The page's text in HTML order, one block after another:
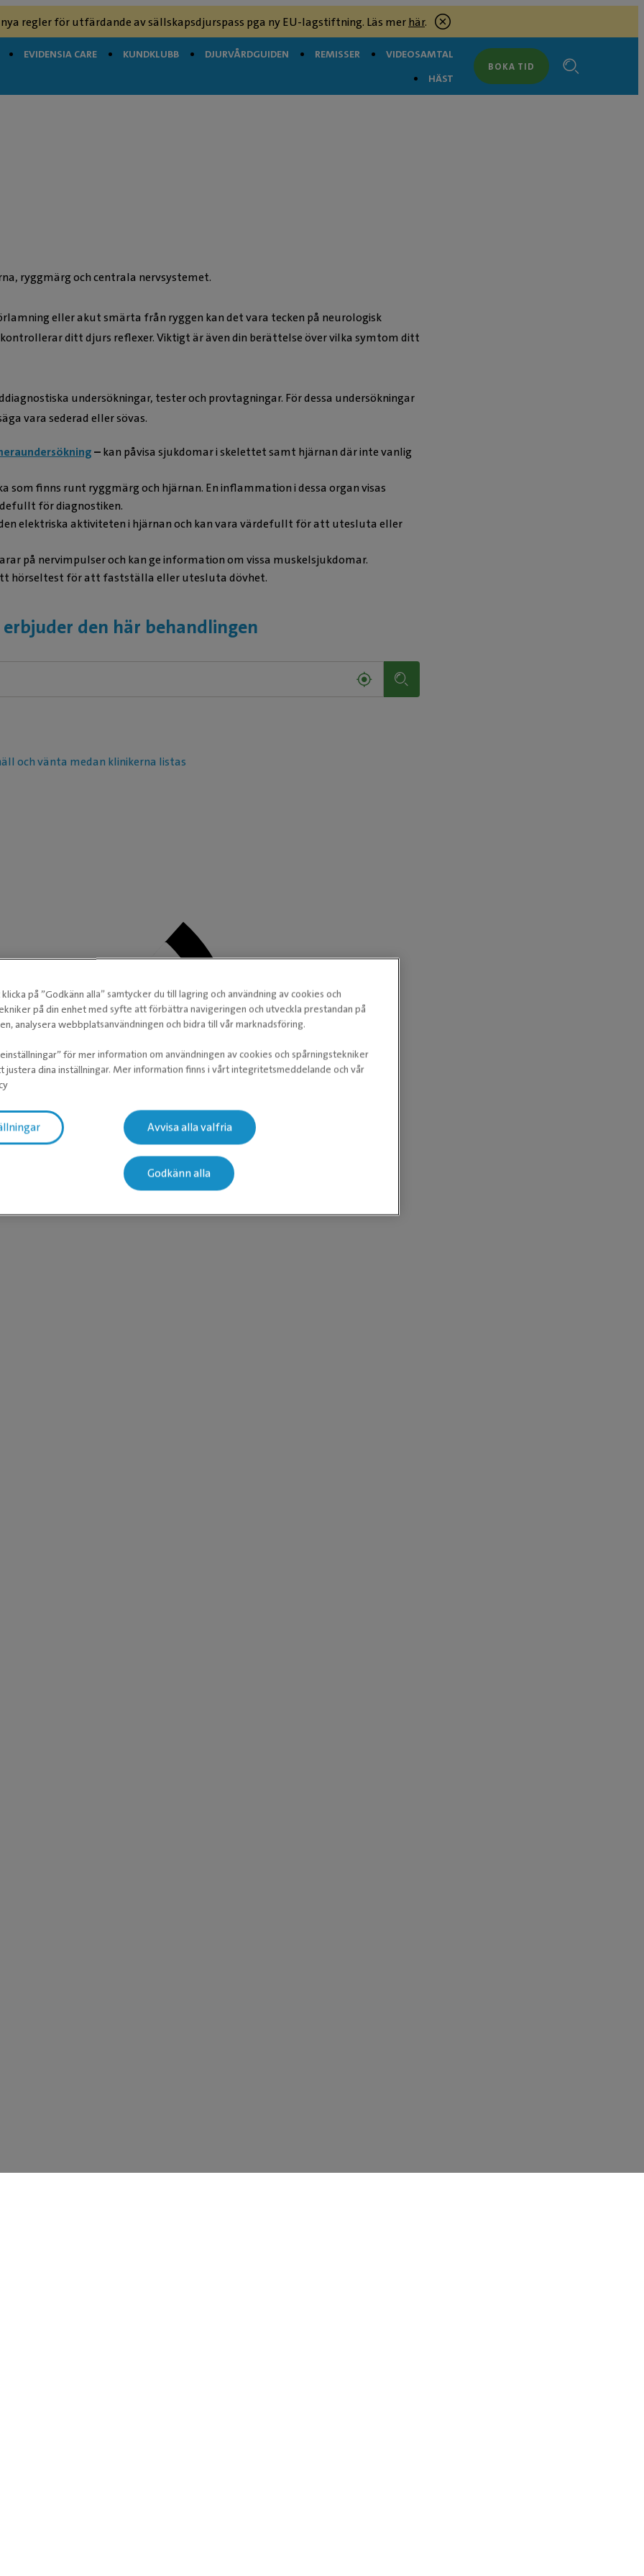
regler för utfärdande av sällskapsdjurspass pga ny EU-lagstiftning. Läs merhär.
EVIDENSIA CARE KUNDKLUBB DJURVÅRDGUIDEN REMISSER
VIDEOSAMTAL
HÄST
BOKA TID
ryggmärg och centrala nervsystemet.
eller akut smärta från ryggen kan det vara tecken på neurologisk
ditt djurs reflexer. Viktigt är även din berättelse över vilka symtom ditt
undersökningar, tester och provtagningar. För dessa undersökningar
vara sederad eller sövas.
–kan påvisa sjukdomar i skelettet samt hjärnan där inte vanlig
som finns runt ryggmärg och hjärnan. En inflammation i dessa organ visas
för diagnostiken.
elektriska aktiviteten i hjärnan och kan vara värdefullt för att utesluta eller
på nervimpulser och kan ge information om vissa muskelsjukdomar.
hörseltest för att fastställa eller utesluta dövhet.
den här behandlingen
och vänta medan klinikerna listas
på ”Godkänn alla” samtycker du till lagring och användning av cookies och
på din enhet med syfte att förbättra navigeringen och utveckla prestandan på
analysera webbplatsanvändningen och bidra till vår marknadsföring.
för mer information om användningen av cookies och spårningstekniker
justera dina inställningar. Mer information finns i vårt integritetsmeddelande och vår
Avvisa alla valfria
Godkänn alla